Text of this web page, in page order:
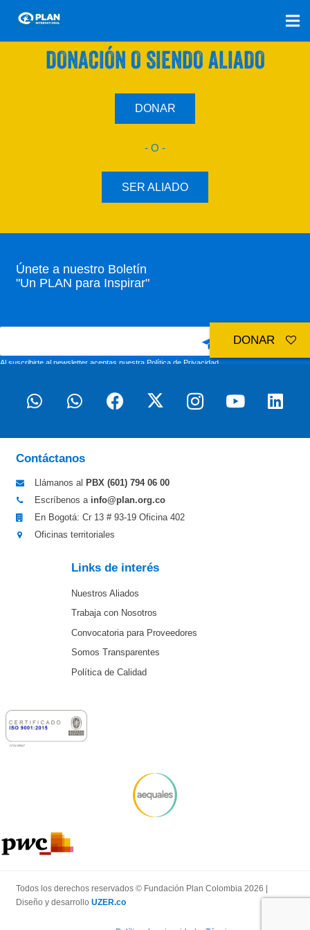
SÚMATE A NUESTRO PLAN CON UNA
DONACIÓN O SIENDO ALIADO
DONAR
- O -
SER ALIADO
Únete a nuestro Boletín
"Un PLAN para Inspirar"
Al suscribirte al newsletter aceptas nuestraPolítica de Privacidad
Contáctanos
Llámanos al PBX (601) 794 06 00
Escríbenos a info@plan.org.co
En Bogotá: Cr 13 # 93-19 Oficina 402
Oficinas territoriales
Links de interés
Nuestros Aliados
Trabaja con Nosotros
Convocatoria para Proveedores
Somos Transparentes
Política de Calidad
Todos los derechos reservados © Fundación Plan Colombia 2026 |
Diseño y desarrollo UZER.co
DONAR